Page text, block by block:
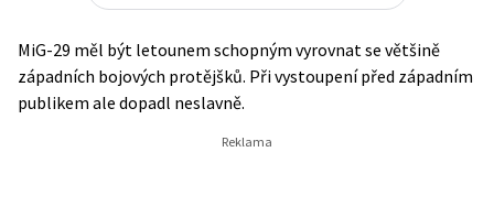
MiG-29 měl být letounem schopným vyrovnat se většině
západních bojových protějšků. Při vystoupení před západním
publikem ale dopadl neslavně.